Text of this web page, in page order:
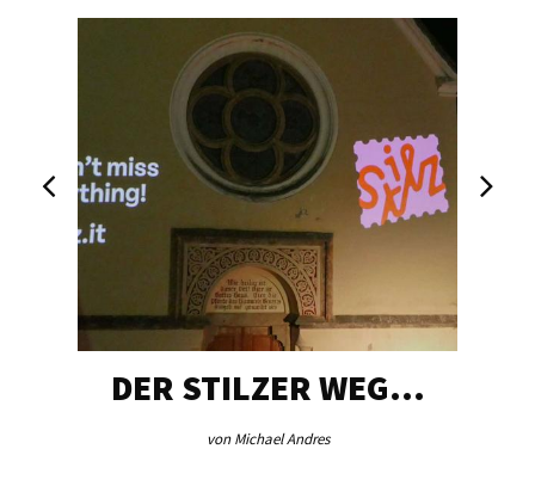
DER STILZER WEG…
von Michael Andres